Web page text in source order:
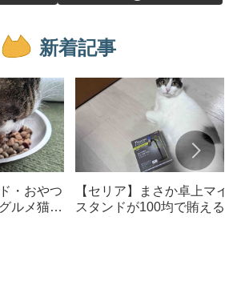
新着記事
・おやつ
ルメ猫の
【セリア】まさか卓上マイ
スタンドが100均で賄えるな